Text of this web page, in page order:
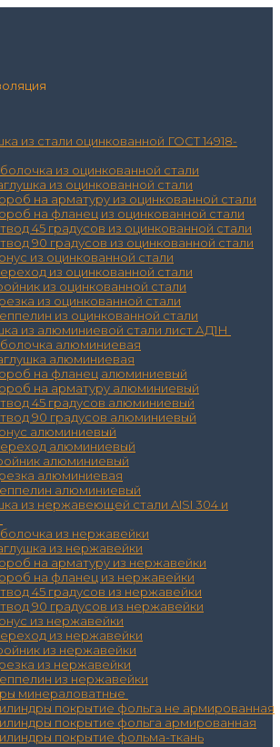
из стали оцинкованной ГОСТ 14918-
из оцинкованной стали
из оцинкованной стали
на арматуру из оцинкованной стали
на фланец из оцинкованной стали
45 градусов из оцинкованной стали
90 градусов из оцинкованной стали
из оцинкованной стали
из оцинкованной стали
из оцинкованной стали
из оцинкованной стали
из оцинкованной стали
из алюминиевой стали лист АД1Н
алюминиевая
алюминиевая
на фланец алюминиевый
на арматуру алюминиевый
45 градусов алюминиевый
90 градусов алюминиевый
алюминиевый
алюминиевый
алюминиевый
алюминиевая
алюминиевый
из нержавеющей стали AISI 304 и
из нержавейки
из нержавейки
на арматуру из нержавейки
на фланец из нержавейки
45 градусов из нержавейки
90 градусов из нержавейки
из нержавейки
из нержавейки
из нержавейки
из нержавейки
из нержавейки
минераловатные
покрытие фольга не армированная
покрытие фольга армированная
покрытие фольма-ткань